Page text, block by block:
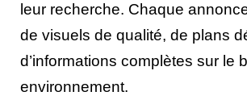
leur recherche. Chaque
de visuels de qualité, de plans
d’informations complètes sur le
environnement.